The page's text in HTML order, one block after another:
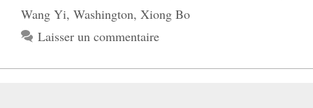
Wang Yi, Washington, Xiong Bo
Laisser un commentaire